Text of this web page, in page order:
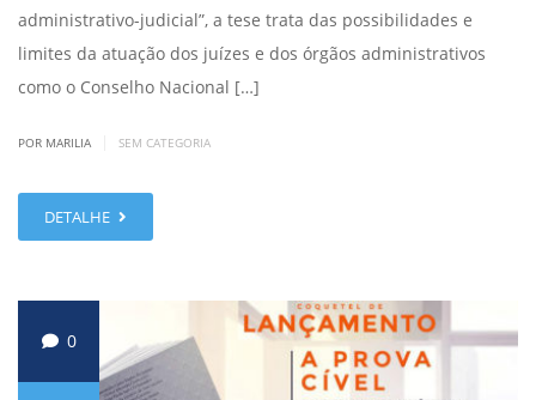
administrativo-judicial”, a tese trata das possibilidades e
limites da atuação dos juízes e dos órgãos administrativos
como o Conselho Nacional […]
POR MARILIA SEM CATEGORIA
DETALHE
0